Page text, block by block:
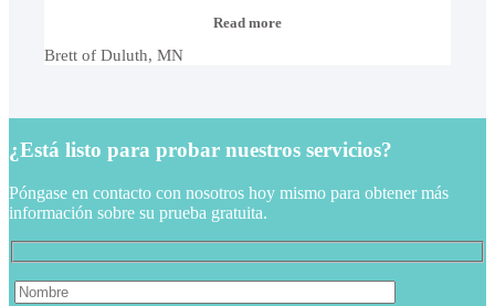
Read more“Brett
Brett of Duluth, MN
¿Está listo para probar nuestros servicios?
Póngase en contacto con nosotros hoy mismo para obtener más
información sobre su prueba gratuita.